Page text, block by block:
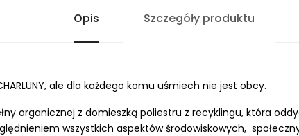
Opis Szczegóły produktu
ale dla każdego komu uśmiech nie jest obcy.
organicznej z domieszką poliestru z recyklingu, która
wszystkich aspektów środowiskowych,